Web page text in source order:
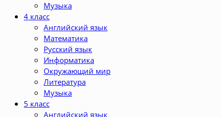
Музыка
4 класс
Английский язык
Математика
Русский язык
Информатика
Окружающий мир
Литература
Музыка
5 класс
Английский язык